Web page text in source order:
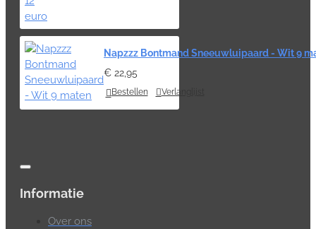
Napzzz Bontmand Sneeuwluipaard - Wit 9
€ 22,95
Bestellen Verlanglijst
Informatie
Over ons